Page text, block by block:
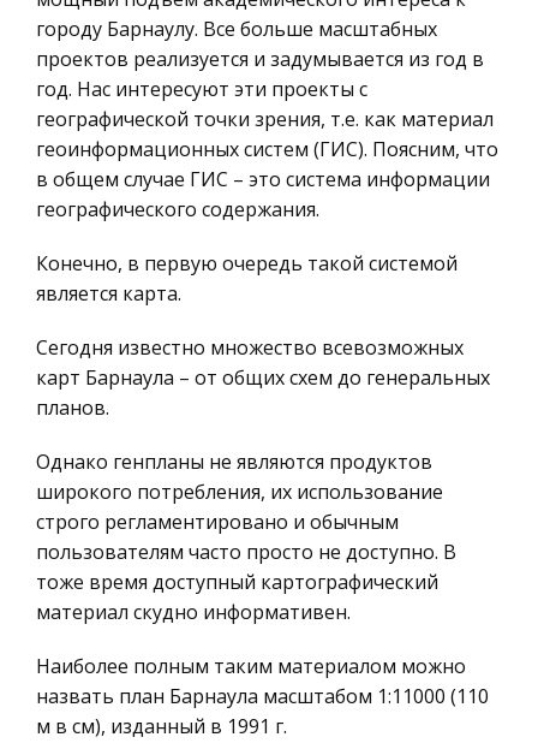
География, Экономическая география
Литература, Лингвистика
Техника
Бухгалтерский учет
Налоговое право
Экологическое право
Физика
Теория государства и права
Философия
Программирование, Базы данных
Правоохранительные органы
Конституционное (государственное) право
России
Ценные бумаги
Гражданское право
История государства и права зарубежных
стран
определенной частотой зажигаются и га
Организация коммерческой работы в торговой
организации (предприятии), пути её
совершенствования
Барнаул 2005 год СОДЕРЖАНИЕ
торговой организации (предприятии), пути её
совершенствования. 1.1. Сущность
Исследование удовлетворенности потребителя
Однако ни того, ни другого наша рыночная
некоторые закономерности процесса
взаимодействия производителя и потребителя
при удовлетворении потребностей последнег
Шпаргалки по истории России
Модификация законодательства была поручена
собрание законов Российской империи. К 33г.
был составлен свод действующих законов Росс.
Империи. При Н1 было за
городу Барнаулу. Все больше масштабных
проектов реализуется и задумывается из год в
год. Нас интересуют эти проекты с
географической точки зрения, т.е. как материал
геоинформационных систем (ГИС). Поясним, что
в общем случае ГИС – это система информации
географического содержания.
Конечно, в первую очередь такой системой
является карта.
Сегодня известно множество всевозможных
карт Барнаула – от общих схем до генеральных
планов.
Однако генпланы не являются продуктов
широкого потребления, их использование
строго регламентировано и обычным
пользователям часто просто не доступно. В
тоже время доступный картографический
материал скудно информативен.
Наиболее полным таким материалом можно
назвать план Барнаула масштабом 1:11000 (110
м в см), изданный в 1991 г.